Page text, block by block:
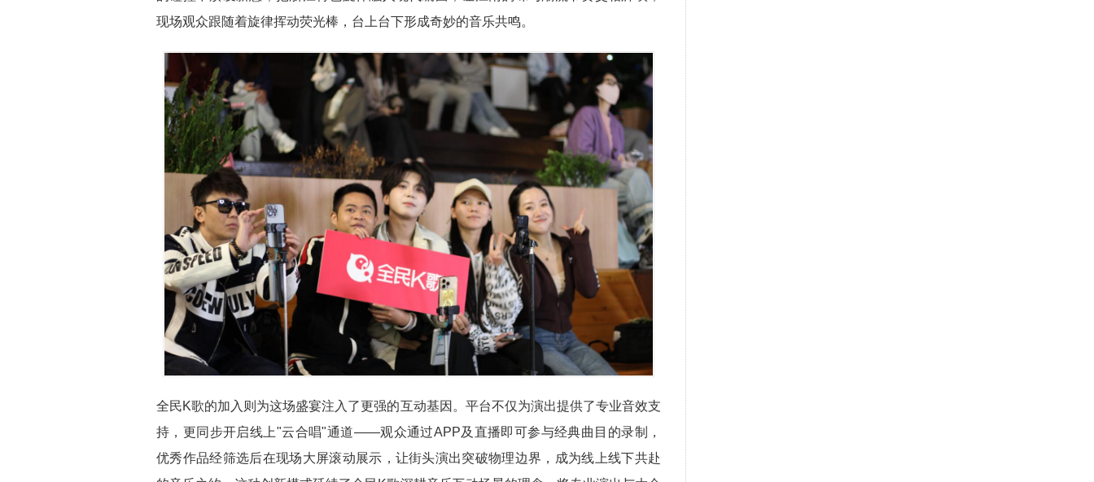
现场观众跟随着旋律挥动荧光棒，台上台下形成奇妙的音乐共鸣。
全民K歌的加入则为这场盛宴注入了更强的互动基因。平台不仅为演出提供了专业音效支
持，更同步开启线上"云合唱"通道——观众通过APP及直播即可参与经典曲目的录制，
优秀作品经筛选后在现场大屏滚动展示，让街头演出突破物理边界，成为线上线下共赴